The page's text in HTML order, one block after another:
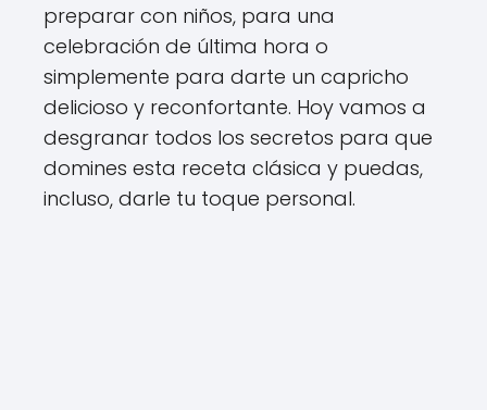
preparar con niños, para una
celebración de última hora o
simplemente para darte un capricho
delicioso y reconfortante. Hoy vamos a
desgranar todos los secretos para que
domines esta receta clásica y puedas,
incluso, darle tu toque personal.